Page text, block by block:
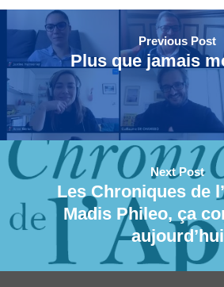
Previous Post
Plus que jamais
Next Post
Les Chroniques de
Madis Phileo, ça
aujourd’hui